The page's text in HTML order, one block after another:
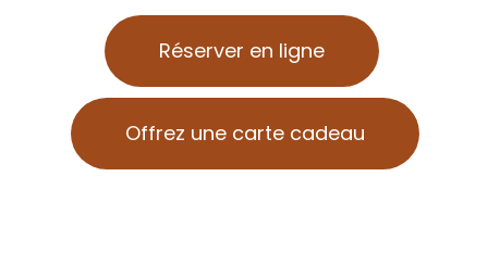
Réserver en ligne
Offrez une carte cadeau